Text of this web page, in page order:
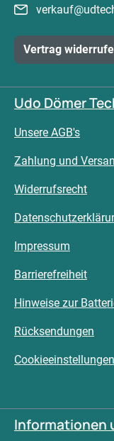
Vertrag
Udo Dömer
Unsere AGB's
Zahlung und
Widerrufsrecht
Impressum
Barrierefreiheit
Hinweise zur
Rücksendungen
Cookieeinstellungen
Informationen